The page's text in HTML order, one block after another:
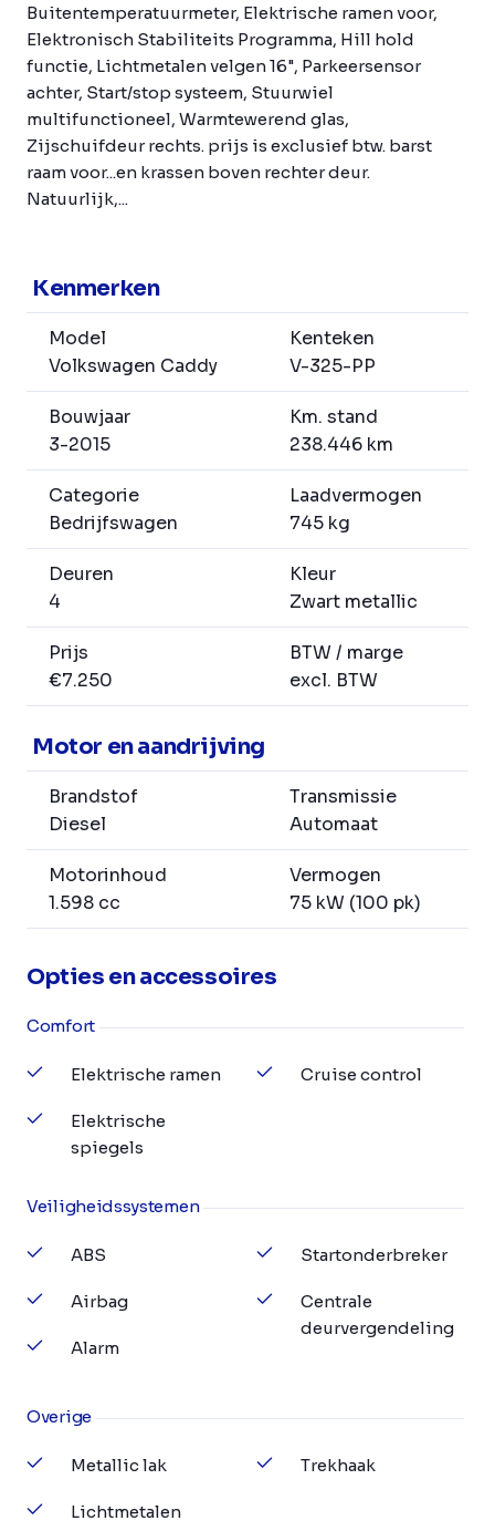
Buitentemperatuurmeter, Elektrische ramen voor,
Elektronisch Stabiliteits Programma, Hill hold
functie, Lichtmetalen velgen 16", Parkeersensor
achter, Start/stop systeem, Stuurwiel
multifunctioneel, Warmtewerend glas,
Zijschuifdeur rechts. prijs is exclusief btw. barst
raam voor...en krassen boven rechter deur.
Natuurlijk,...
Kenmerken
Model
Volkswagen Caddy
Kenteken
V-325-PP
Bouwjaar
3-2015
Km. stand
238.446 km
Categorie
Bedrijfswagen
Laadvermogen
745 kg
Deuren
4
Kleur
Zwart metallic
Prijs
€7.250
BTW / marge
excl. BTW
Motor en aandrijving
Brandstof
Diesel
Transmissie
Automaat
Motorinhoud
1.598 cc
Vermogen
75 kW (100 pk)
Opties en accessoires
Comfort
Elektrische ramen
Elektrische
spiegels
Cruise control
Veiligheidssystemen
ABS
Airbag
Alarm
Startonderbreker
Centrale
deurvergendeling
Overige
Metallic lak
Lichtmetalen
Trekhaak